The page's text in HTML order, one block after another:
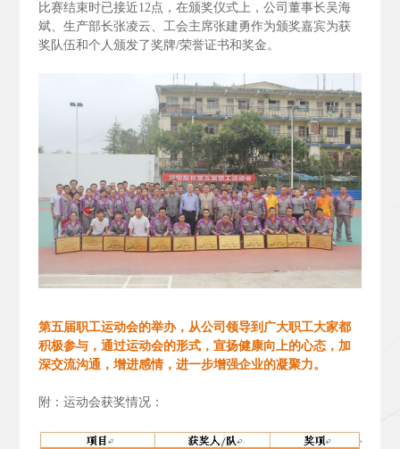
比赛结束时已接近12点，在颁奖仪式上，公司董事长吴海
斌、生产部长张凌云、工会主席张建勇作为颁奖嘉宾为获
奖队伍和个人颁发了奖牌/荣誉证书和奖金。
第五届职工运动会的举办，从公司领导到广大职工大家都
积极参与，通过运动会的形式，宣扬健康向上的心态，加
深交流沟通，增进感情，进一步增强企业的凝聚力。
附：运动会获奖情况：